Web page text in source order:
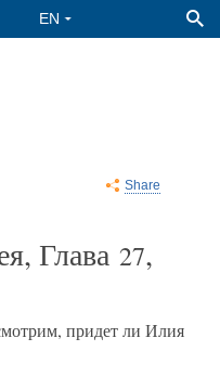
Share
Глава 27,
придет ли Илия